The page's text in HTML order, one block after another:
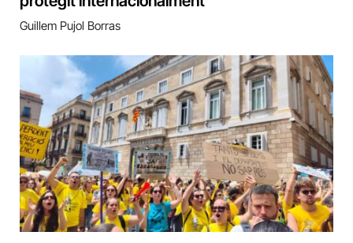
Guillem Pujol Borras